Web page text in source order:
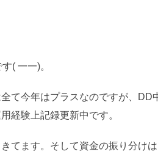
( 一一)。
て今年はプラスなのですが、DD
経験上記録更新中です。
てます。そして資金の振り分け